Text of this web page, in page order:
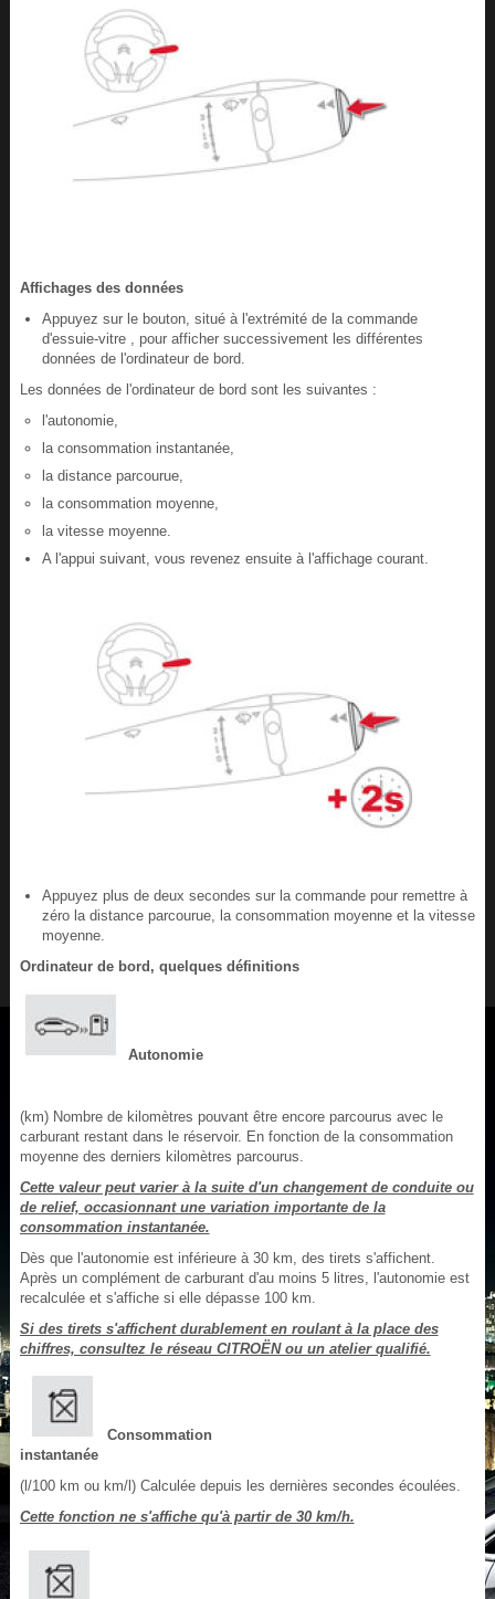
Affichages des données
Appuyez sur le bouton, situé à l'extrémité de la commande
d'essuie-vitre , pour afficher successivement les différentes
données de l'ordinateur de bord.
Les données de l'ordinateur de bord sont les suivantes :
l'autonomie,
la consommation instantanée,
la distance parcourue,
la consommation moyenne,
la vitesse moyenne.
A l'appui suivant, vous revenez ensuite à l'affichage courant.
Appuyez plus de deux secondes sur la commande pour remettre à
zéro la distance parcourue, la consommation moyenne et la vitesse
moyenne.
Ordinateur de bord, quelques définitions
Autonomie
(km) Nombre de kilomètres pouvant être encore parcourus avec le
carburant restant dans le réservoir. En fonction de la consommation
moyenne des derniers kilomètres parcourus.
Cette valeur peut varier à la suite d'un changement de conduite ou
de relief, occasionnant une variation importante de la
consommation instantanée.
Dès que l'autonomie est inférieure à 30 km, des tirets s'affichent.
Après un complément de carburant d'au moins 5 litres, l'autonomie est
recalculée et s'affiche si elle dépasse 100 km.
Si des tirets s'affichent durablement en roulant à la place des
chiffres, consultez le réseau CITROËN ou un atelier qualifié.
Consommation
instantanée
(l/100 km ou km/l) Calculée depuis les dernières secondes écoulées.
Cette fonction ne s'affiche qu'à partir de 30 km/h.